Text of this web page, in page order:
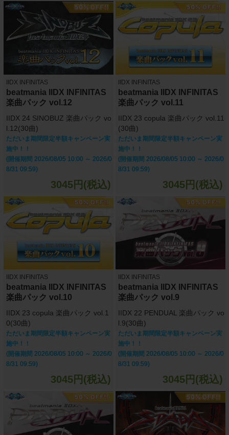
IIDX INFINITAS
beatmania IIDX INFINITAS
楽曲パック vol.12
IIDX 24 SINOBUZ 楽曲パック vo
l.12(30曲)
ただいま期間限定半額キャンペーン実
施中！！
(開催期間 2026/08/05 10:00 ～ 2026/0
8/31 09:59)
3045円(税込)
IIDX INFINITAS
beatmania IIDX INFINITAS
楽曲パック vol.11
IIDX 23 copula 楽曲パック vol.11
(30曲)
ただいま期間限定半額キャンペーン実
施中！！
(開催期間 2026/08/05 10:00 ～ 2026/0
8/31 09:59)
3045円(税込)
IIDX INFINITAS
beatmania IIDX INFINITAS
楽曲パック vol.10
IIDX 23 copula 楽曲パック vol.1
0(30曲)
ただいま期間限定半額キャンペーン実
施中！！
(開催期間 2026/08/05 10:00 ～ 2026/0
8/31 09:59)
3045円(税込)
IIDX INFINITAS
beatmania IIDX INFINITAS
楽曲パック vol.9
IIDX 22 PENDUAL 楽曲パック vo
l.9(30曲)
ただいま期間限定半額キャンペーン実
施中！！
(開催期間 2026/08/05 10:00 ～ 2026/0
8/31 09:59)
3045円(税込)